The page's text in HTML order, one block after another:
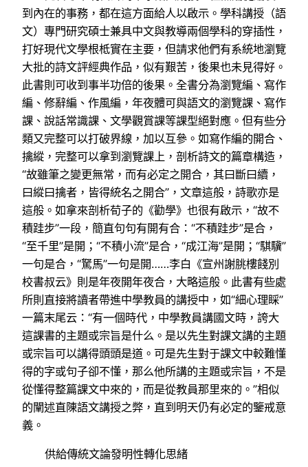
到內在的事務，都在這方面給人以啟示。學科講授（語
文）專門研究碩士兼具中文與教導兩個學科的穿插性，
打好現代文學根柢實在主要，但請求他們有系統地瀏覽
大批的詩文評經典作品，似有艱苦，後果也未見得好。
此書則可收到事半功倍的後果。全書分為瀏覽編、寫作
編、修辭編、作風編，年夜體可與語文的瀏覽課、寫作
課、說話常識課、文學觀賞課等課型絕對應。但有些分
類又完整可以打破界線，加以互參。如寫作編的開合、
擒縱，完整可以拿到瀏覽課上，剖析詩文的篇章構造，
“故雖筆之變更無常，而有必定之開合，其曰斷曰續，
曰縱曰擒者，皆得統名之開合”，文章這般，詩歌亦是
這般。如拿來剖析荀子的《勸學》也很有啟示，“故不
積跬步”一段，簡直句句有開有合：“不積跬步”是合，
“至千里”是開；“不積小流”是合，“成江海”是開；“騏驥”
一句是合，“駑馬”一句是開……李白《宣州謝朓樓餞別
校書叔云》則是年夜開年夜合，大略這般。此書有些處
所則直接將讀者帶進中學教員的講授中，如“細心理睬”
一篇末尾云：“有一個時代，中學教員講國文時，誇大
這課書的主題或宗旨是什么。是以先生對課文講的主題
或宗旨可以講得頭頭是道。可是先生對于課文中較難懂
得的字或句子卻不懂，那么他所講的主題或宗旨，不是
從懂得整篇課文中來的，而是從教員那里來的。”相似
的闡述直陳語文講授之弊，直到明天仍有必定的鑒戒意
義。
供給傳統文論發明性轉化思緒